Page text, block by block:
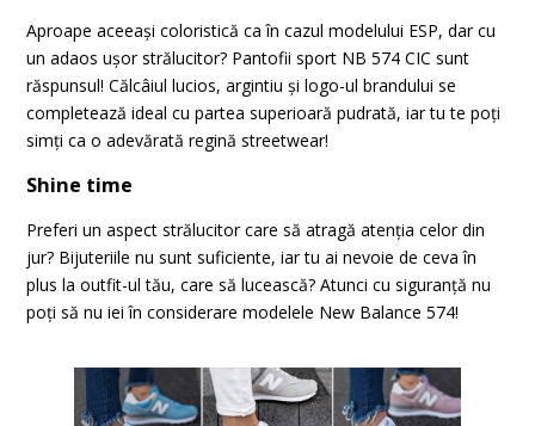
Aproape aceeași coloristică ca în cazul modelului ESP, dar cu
un adaos ușor strălucitor? Pantofii sport NB 574 CIC sunt
răspunsul! Călcâiul lucios, argintiu și logo-ul brandului se
completează ideal cu partea superioară pudrată, iar tu te poți
simți ca o adevărată regină streetwear!
Shine time
Preferi un aspect strălucitor care să atragă atenția celor din
jur? Bijuteriile nu sunt suficiente, iar tu ai nevoie de ceva în
plus la outfit-ul tău, care să lucească? Atunci cu siguranță nu
poți să nu iei în considerare modelele New Balance 574!